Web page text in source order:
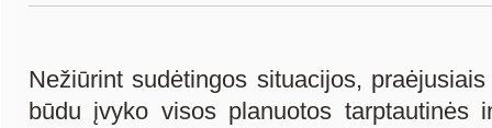
Nežiūrint sudėtingos situacijos,
būdu įvyko visos planuotos tarptautinės